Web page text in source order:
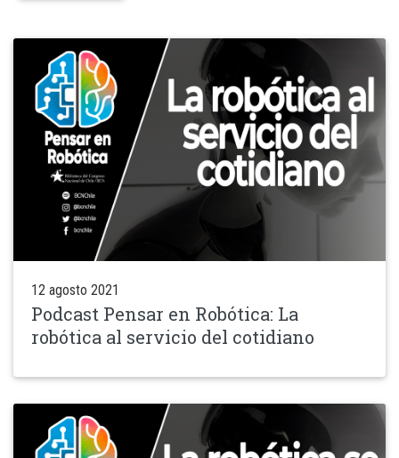
12 agosto 2021
Podcast Pensar en Robótica: La
robótica al servicio del cotidiano